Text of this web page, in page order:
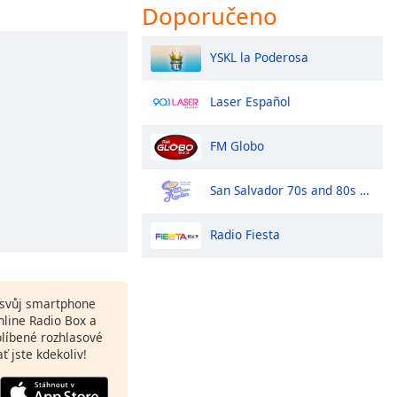
smartphone
Radio Box a
rozhlasové
jste kdekoliv!
Doporučeno
YSKL la Poderosa
Laser Español
FM Globo
San Salvador 70s and 80s HITS
Radio Fiesta